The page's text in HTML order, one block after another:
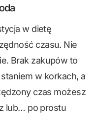
w dietę
czasu. Nie
Brak zakupów to
w korkach, a
czas możesz
lub… po prostu